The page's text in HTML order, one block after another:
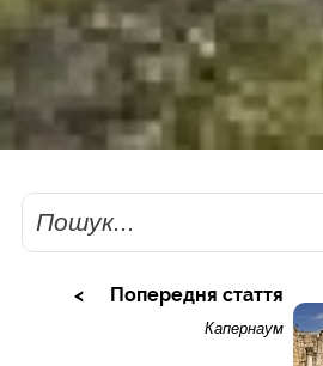
Пошук
Попередня стаття
Капернаум